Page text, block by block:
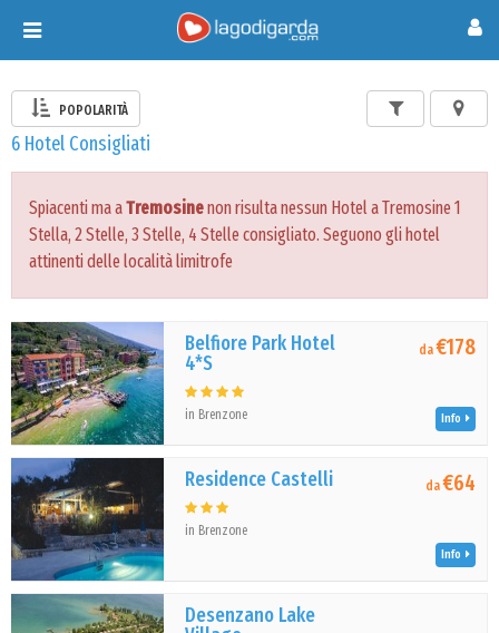
Toggle
navigation
POPOLARITÀ
6 Hotel Consigliati
Spiacenti ma aTremosinenon risulta nessun Hotel a Tremosine 1
Stella, 2 Stelle, 3 Stelle, 4 Stelle consigliato. Seguono gli hotel
attinenti delle località limitrofe
Belfiore Park Hotel
4*S
in Brenzone
da€178
Info
Residence Castelli
in Brenzone
da€64
Info
Desenzano Lake